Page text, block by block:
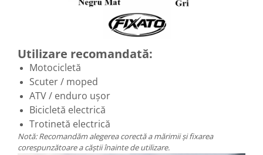
Utilizare recomandată:
Motocicletă
Scuter / moped
ATV / enduro ușor
Bicicletă electrică
Trotinetă electrică
Notă: Recomandăm alegerea corectă a mărimii și fixarea
corespunzătoare a căștii înainte de utilizare.